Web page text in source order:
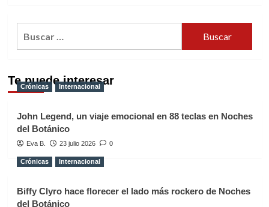
Te puede interesar
Crónicas Internacional
John Legend, un viaje emocional en 88 teclas en Noches
del Botánico
Eva B. 23 julio 2026 0
Crónicas Internacional
Biffy Clyro hace florecer el lado más rockero de Noches
del Botánico